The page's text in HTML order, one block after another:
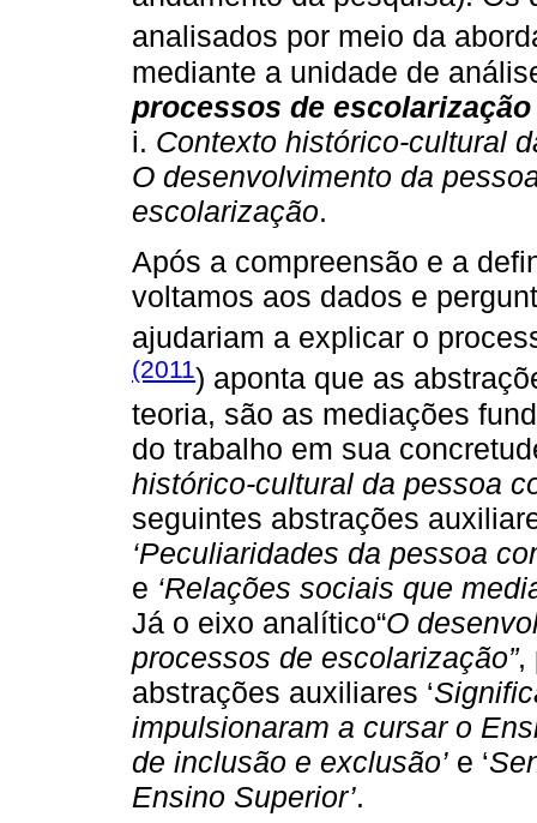
analisados por meio da
mediante a unidade de
processos de escolarização
i. Contexto histórico-cultural
O desenvolvimento da
escolarização.
Após a compreensão e a
voltamos aos dados e
ajudariam a explicar o
(2011) aponta que as
teoria, são as mediações
do trabalho em sua
histórico-cultural da pessoa
seguintes abstrações
‘Peculiaridades da pessoa
e ‘Relações sociais que
Já o eixo analítico“O
processos de escolarização”,
abstrações auxiliares ‘
impulsionaram a cursar o
de inclusão e exclusão’ e ‘
Ensino Superior’.